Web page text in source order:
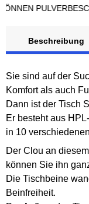
Beschreibung
Sie sind auf der
Komfort als auch
Dann ist der Tisch
Er besteht aus
in 10
Der Clou an
können Sie ihn
Die Tischbeine
Beinfreiheit.